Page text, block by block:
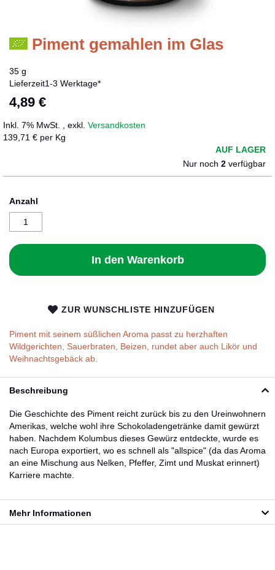
Piment gemahlen im Glas
35 g
Lieferzeit1-3 Werktage*
4,89 €
Inkl. 7% MwSt. exkl. Versandkosten
139,71 € per Kg
AUF LAGER
Nur noch 2 verfügbar
Anzahl
In den Warenkorb
ZUR WUNSCHLISTE HINZUFÜGEN
Piment mit seinem süßlichen Aroma passt zu herzhaften
Wildgerichten, Sauerbraten, Beizen, rundet aber auch Likör und
Weihnachtsgebäck ab.
Zum
Bildergalerie
Beschreibung
Die Geschichte des Piment reicht zurück bis zu den Ureinwohnern
Amerikas, welche wohl ihre Schokoladengetränke damit gewürzt
haben. Nachdem Kolumbus dieses Gewürz entdeckte, wurde es
nach Europa exportiert, wo es schnell als "allspice" (da das Aroma
an eine Mischung aus Nelken, Pfeffer, Zimt und Muskat erinnert)
Karriere machte.
Mehr Informationen